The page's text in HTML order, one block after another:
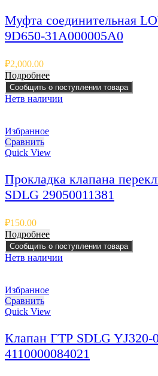
Муфта соединительная
9D650-31A000005A0
₽2,000.00
Подробнее
Сообщить о поступлении товара
Нетв наличии
Избранное
Сравнить
Quick View
Прокладка клапана
SDLG 29050011381
₽150.00
Подробнее
Сообщить о поступлении товара
Нетв наличии
Избранное
Сравнить
Quick View
Клапан ГТР SDLG YJ320-
4110000084021